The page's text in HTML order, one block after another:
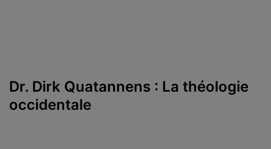
Dr. Dirk Quatannens : La théologie
occidentale